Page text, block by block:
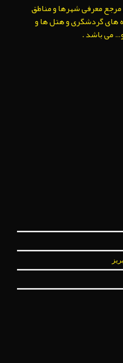
مرجع معرفی شهرها و مناطق
های گردشگری و هتل ها و
می باشد .